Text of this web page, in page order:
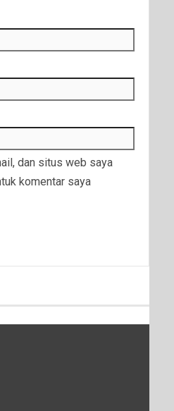
dan situs web saya
komentar saya